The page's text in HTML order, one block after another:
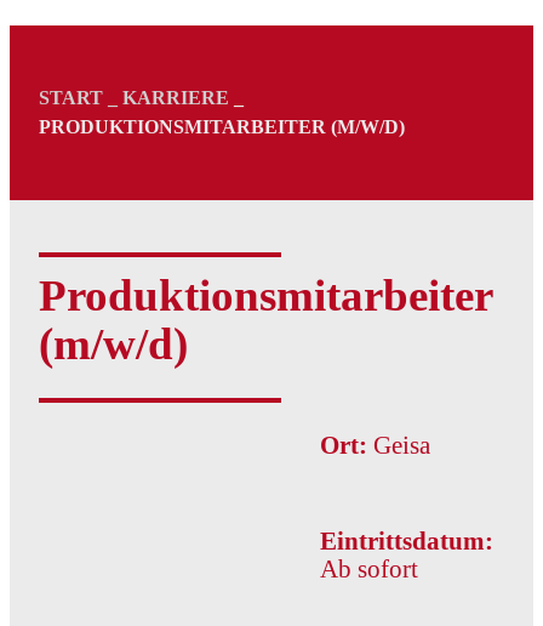
START KARRIERE
PRODUKTIONSMITARBEITER (M/W/D)
Produktionsmitarbeiter
(m/w/d)
Ort: Geisa
Eintrittsdatum:
Ab sofort